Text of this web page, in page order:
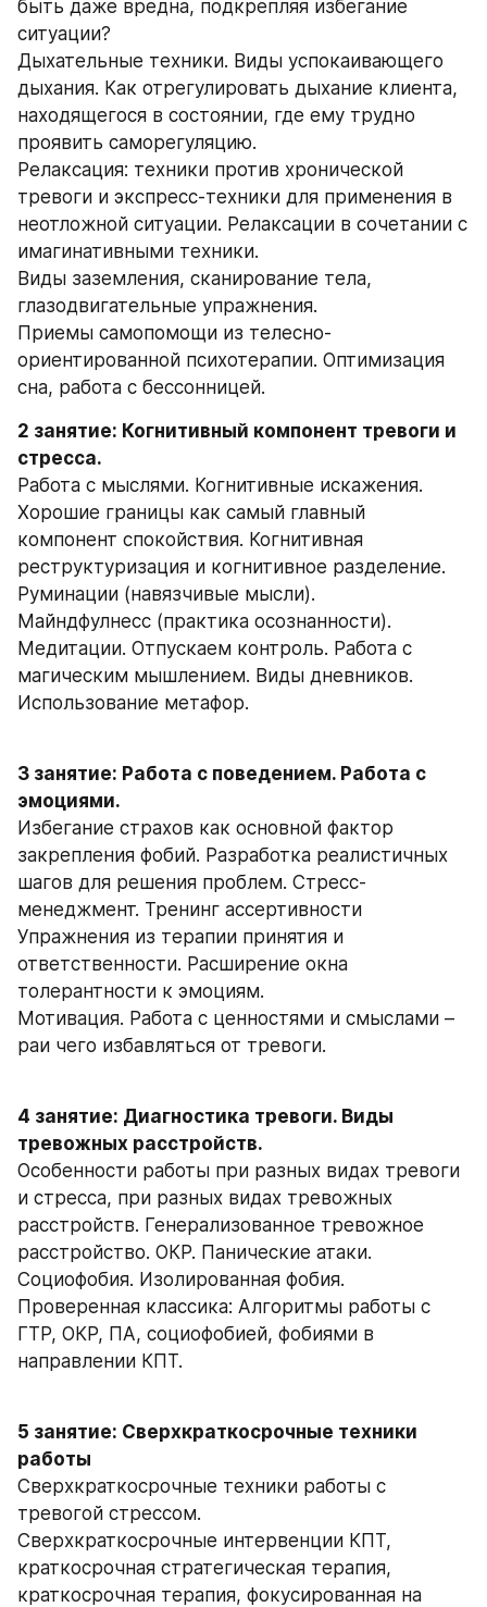
быть даже вредна, подкрепляя избегание
ситуации?
Дыхательные техники. Виды успокаивающего
дыхания. Как отрегулировать дыхание клиента,
находящегося в состоянии, где ему трудно
проявить саморегуляцию.
Релаксация: техники против хронической
тревоги и экспресс-техники для применения в
неотложной ситуации. Релаксации в сочетании с
имагинативными техники.
Виды заземления, сканирование тела,
глазодвигательные упражнения.
Приемы самопомощи из телесно-
ориентированной психотерапии. Оптимизация
сна, работа с бессонницей.
2 занятие: Когнитивный компонент тревоги и
стресса.
Работа с мыслями. Когнитивные искажения.
Хорошие границы как самый главный
компонент спокойствия. Когнитивная
реструктуризация и когнитивное разделение.
Руминации (навязчивые мысли).
Майндфулнесс (практика осознанности).
Медитации. Отпускаем контроль. Работа с
магическим мышлением. Виды дневников.
Использование метафор.
3 занятие: Работа с поведением. Работа с
эмоциями.
Избегание страхов как основной фактор
закрепления фобий. Разработка реалистичных
шагов для решения проблем. Стресс-
менеджмент. Тренинг ассертивности
Упражнения из терапии принятия и
ответственности. Расширение окна
толерантности к эмоциям.
Мотивация. Работа с ценностями и смыслами –
раи чего избавляться от тревоги.
4 занятие: Диагностика тревоги. Виды
тревожных расстройств.
Особенности работы при разных видах тревоги
и стресса, при разных видах тревожных
расстройств. Генерализованное тревожное
расстройство. ОКР. Панические атаки.
Социофобия. Изолированная фобия.
Проверенная классика: Алгоритмы работы с
ГТР, ОКР, ПА, социофобией, фобиями в
направлении КПТ.
5 занятие: Сверхкраткосрочные техники
работы
Сверхкраткосрочные техники работы с
тревогой стрессом.
Сверхкраткосрочные интервенции КПТ,
краткосрочная стратегическая терапия,
краткосрочная терапия, фокусированная на